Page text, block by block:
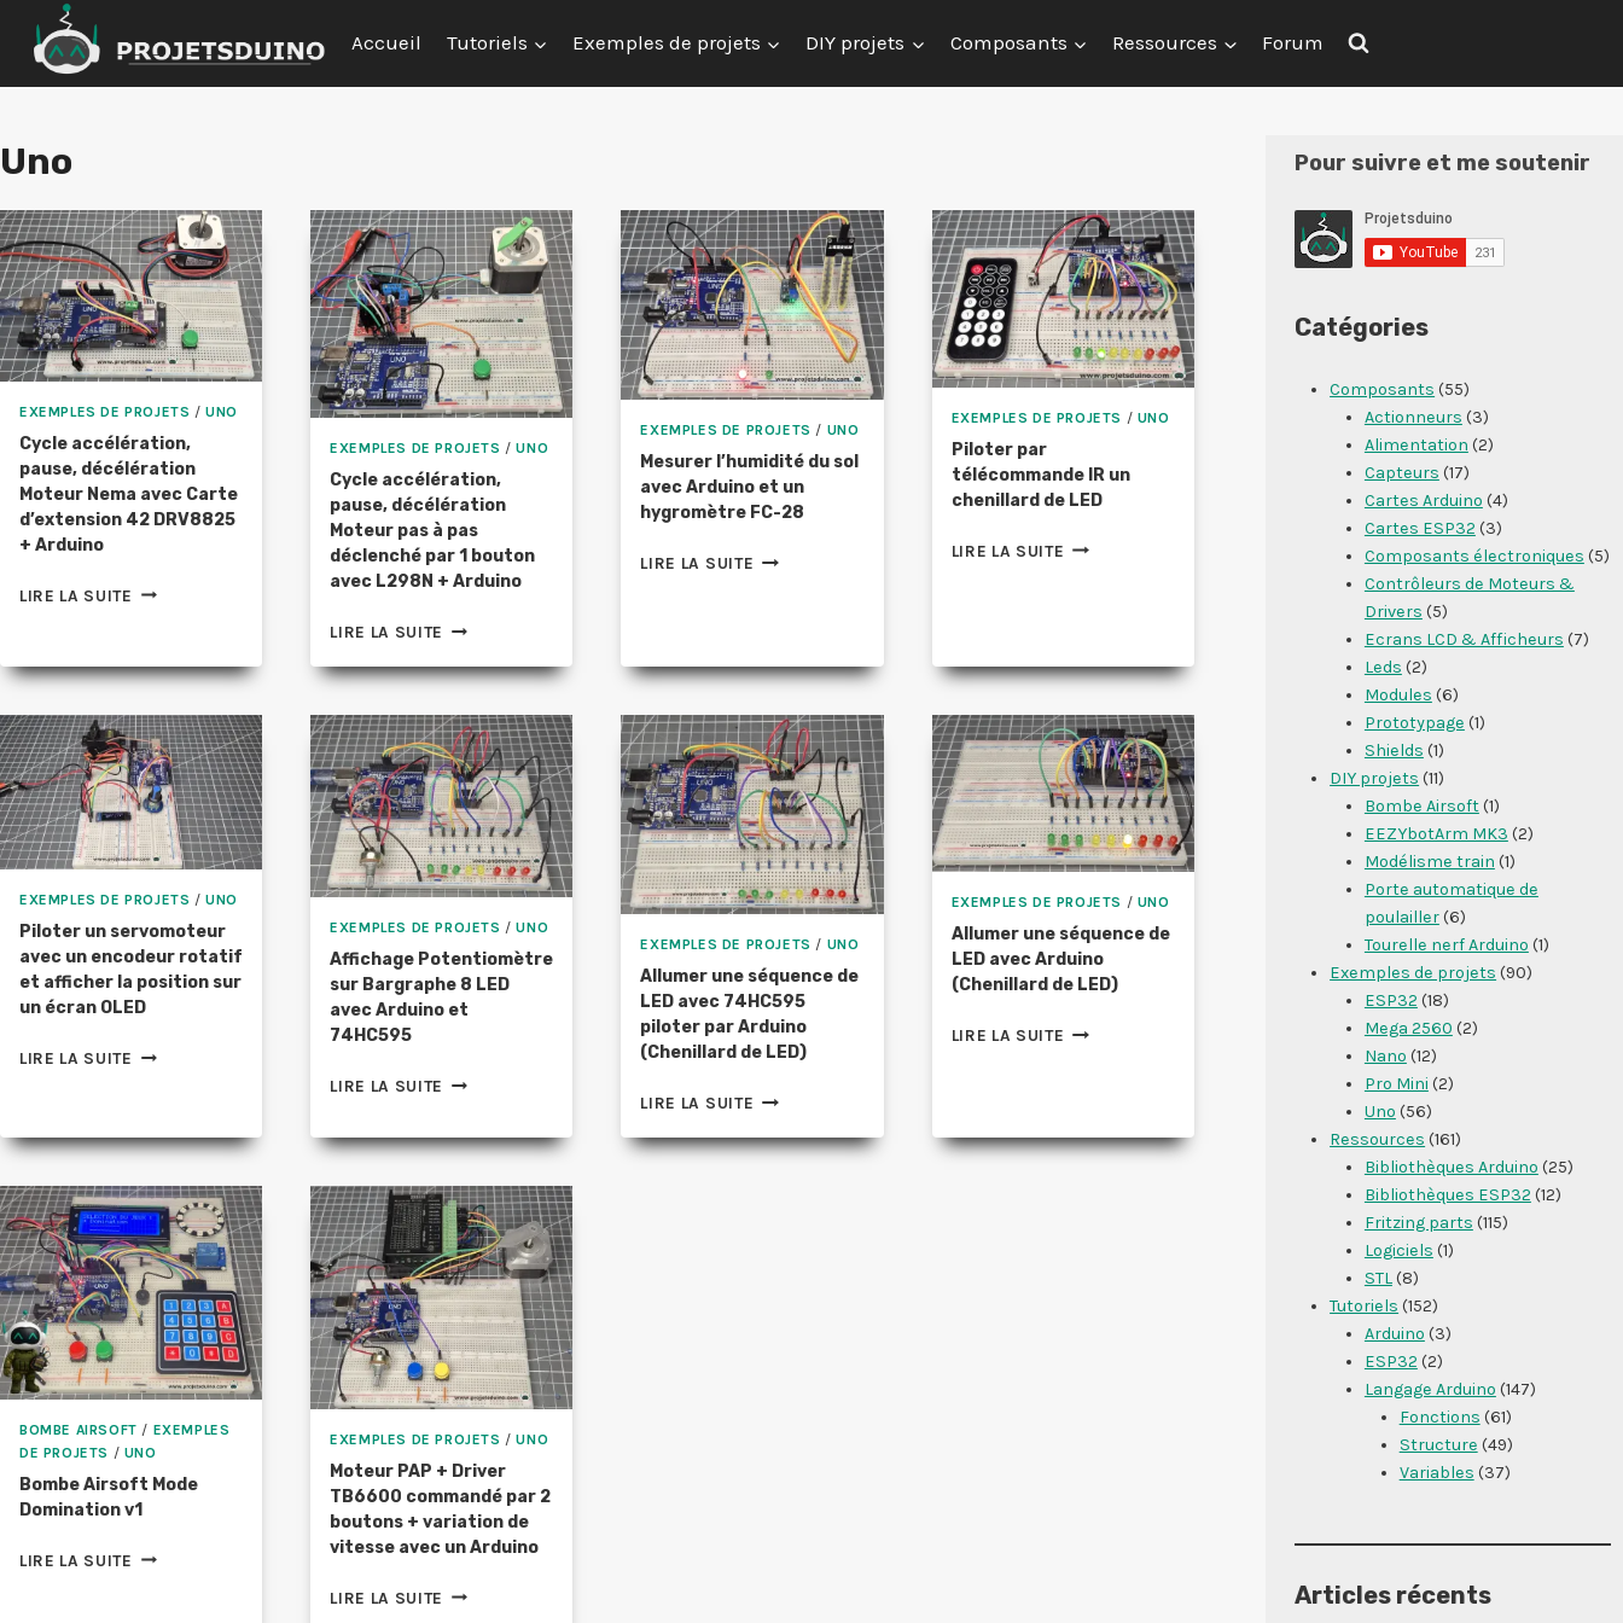
contenu
Accueil Tutoriels Exemples de projets DIY projets Composants Ressources Forum
Uno
EXEMPLES DE PROJETS /UNO
Cycle accélération,
pause, décélération
Moteur Nema avec Carte
d’extension 42 DRV8825
+ Arduino
LIRE LA SUITE CYCLE
DÉCÉLÉRATION
NEMA
AVEC
CARTE
D’EXTENSION
42
DRV8825
+
ARDUINO
EXEMPLES DE PROJETS /UNO
Cycle accélération,
pause, décélération
Moteur pas à pas
déclenché par 1 bouton
avec L298N + Arduino
LIRE LA SUITE CYCLE
PAUSE,
MOTEUR
PAS
À
PAS
DÉCLENCHÉ
PAR
1
AVEC
L298N
+
ARDUINO
EXEMPLES DE PROJETS / UNO
Mesurer l’humidité du sol
avec Arduino et un
hygromètre FC-28
LIRE LA SUITE MESURER
ARDUINO
UN
HYGROMÈTRE
FC-
28
EXEMPLES DE PROJETS / UNO
Piloter par
télécommande IR un
chenillard de LED
LIRE LA SUITE PILOTER
CHENILLARD
LED
EXEMPLES DE PROJETS /UNO
Piloter un servomoteur
avec un encodeur rotatif
et afficher la position sur
un écran OLED
LIRE LA SUITE PILOTER
UN
ROTATIF
ET
AFFICHER
LA
POSITION
SUR
UN
ÉCRAN
EXEMPLES DE PROJETS /UNO
Affichage Potentiomètre
sur Bargraphe 8 LED
avec Arduino et
74HC595
LIRE LA SUITE AFFICHAGE
BARGRAPHE
8
LED
AVEC
ARDUINO
ET
74HC595
EXEMPLES DE PROJETS / UNO
Allumer une séquence de
LED avec 74HC595
piloter par Arduino
(Chenillard de LED)
LIRE LA SUITE ALLUMER
SÉQUENCE
EXEMPLES DE PROJETS / UNO
Allumer une séquence de
LED avec Arduino
(Chenillard de LED)
LIRE LA SUITE ALLUMER
AVEC
BOMBE AIRSOFT / EXEMPLES
DE PROJETS / UNO
Bombe Airsoft Mode
Domination v1
LIRE LA SUITE BOMBE
EXEMPLES DE PROJETS /UNO
Moteur PAP + Driver
TB6600 commandé par 2
boutons + variation de
vitesse avec un Arduino
LIRE LA SUITE MOTEUR
Pour suivre et me soutenir
Catégories
Composants (55)
Actionneurs (3)
Alimentation (2)
Capteurs (17)
Cartes Arduino (4)
Cartes ESP32 (3)
Composants électroniques (5)
Contrôleurs de Moteurs &
Drivers (5)
Ecrans LCD & Afficheurs (7)
Leds (2)
Modules (6)
Prototypage (1)
Shields (1)
DIY projets (11)
Bombe Airsoft(1)
EEZYbotArm MK3 (2)
Modélisme train (1)
Porte automatique de
poulailler(6)
Tourelle nerf Arduino (1)
Exemples de projets (90)
ESP32 (18)
Mega 2560 (2)
Nano (12)
Pro Mini (2)
Uno (56)
Ressources (161)
Bibliothèques Arduino (25)
Bibliothèques ESP32 (12)
Fritzing parts (115)
Logiciels (1)
STL(8)
Tutoriels (152)
Arduino (3)
ESP32 (2)
Langage Arduino (147)
Fonctions (61)
Structure (49)
Variables (37)
Articles récents